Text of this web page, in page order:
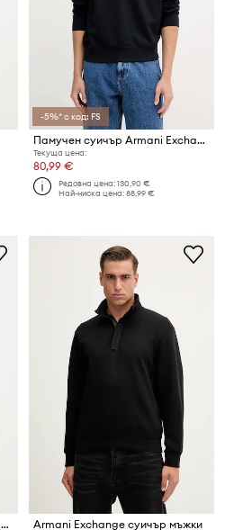
-5%* с код: FS
Памучен суичър Armani Exchange
Текуща цена:
80,99 €
Редовна цена:130,90 €
Най-ниска цена:88,99 €
Памучен суичър Armani Exchange Armani Exchange суичър мъжки